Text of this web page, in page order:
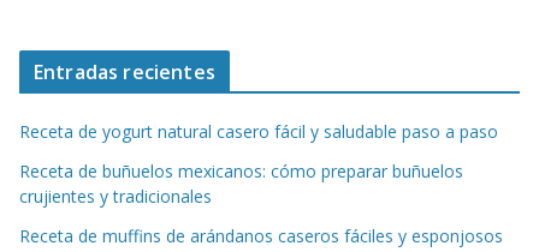
Entradas recientes
Receta de yogurt natural casero fácil y saludable paso a paso
Receta de buñuelos mexicanos: cómo preparar buñuelos
crujientes y tradicionales
Receta de muffins de arándanos caseros fáciles y esponjosos